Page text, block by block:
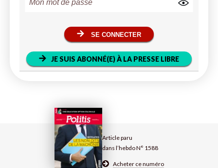
Article paru
dans l’hebdo N° 1588
Acheter ce numéro
SE CONNECTER
JE SUIS ABONNÉ(E) À LA PRESSE LIBRE